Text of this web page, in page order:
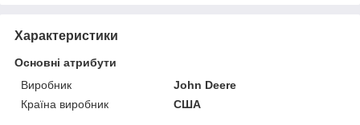
Характеристики
Основні атрибути
Виробник
John Deere
Країна виробник
США